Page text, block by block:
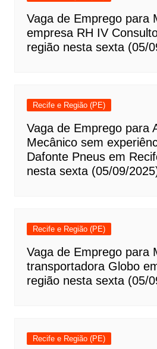
Vaga de Emprego para
empresa RH IV
região nesta sexta (05/
Recife e Região (PE)
Vaga de Emprego para
Mecânico sem
Dafonte Pneus em
nesta sexta (05/09/
Recife e Região (PE)
Vaga de Emprego para
transportadora Globo
região nesta sexta (05/
Recife e Região (PE)